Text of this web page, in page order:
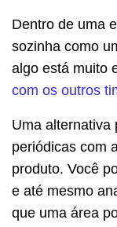
Dentro de uma
sozinha como
algo está muito
com os outros
Uma alternativa
periódicas com
produto. Você
e até mesmo
que uma área